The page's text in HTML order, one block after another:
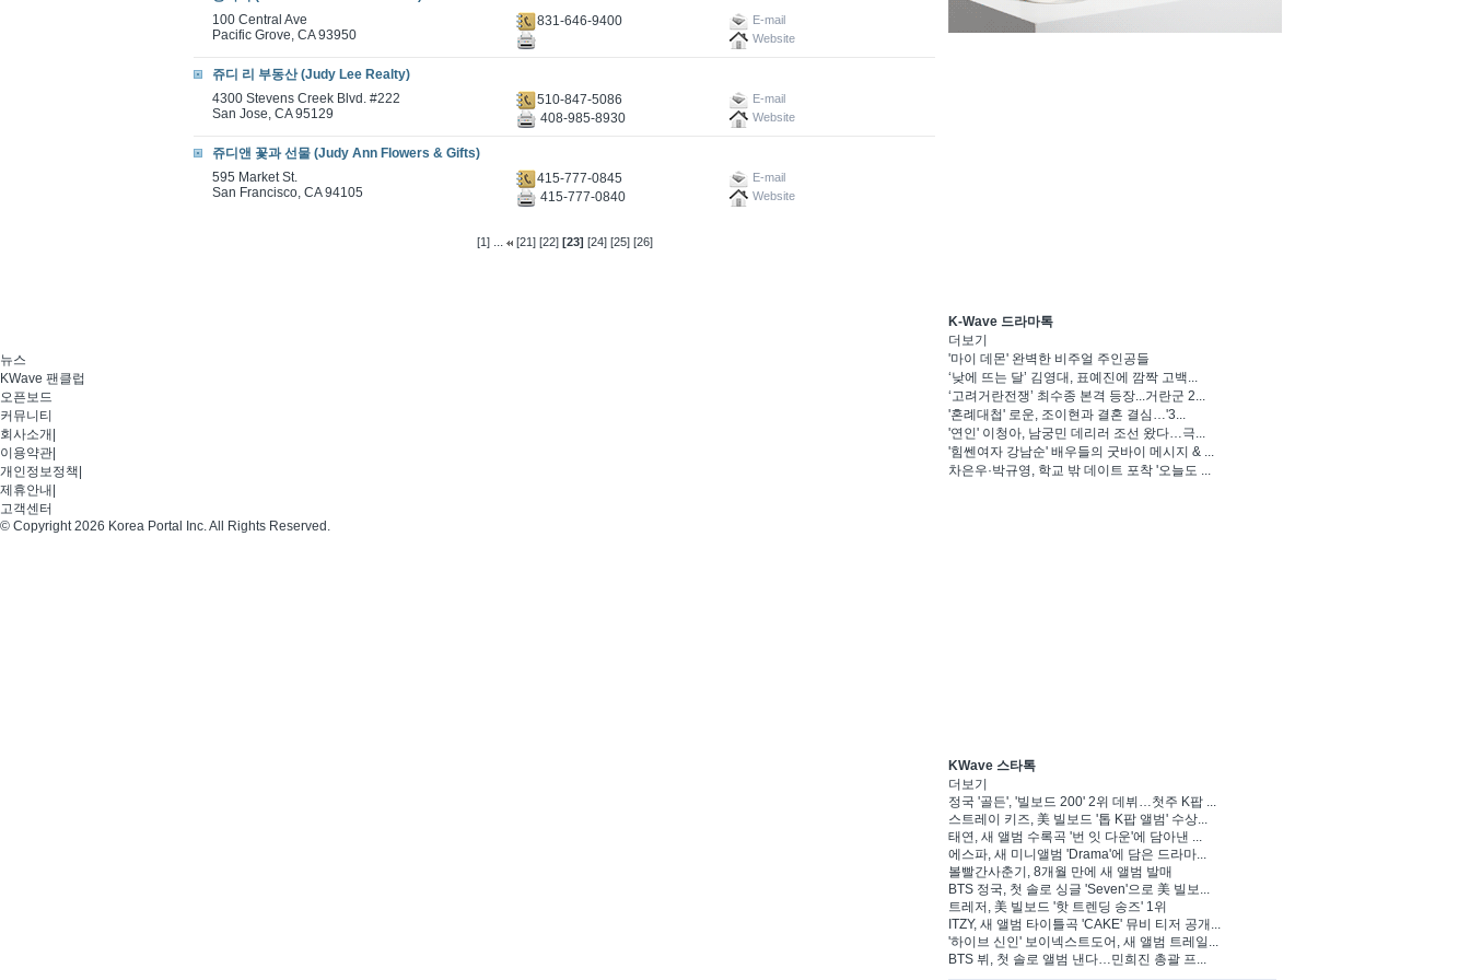
100 Central Ave
Pacific Grove, CA 93950
831-646-9400
E-mail
Website
쥬디 리 부동산 (Judy Lee Realty)
4300 Stevens Creek Blvd. #222
San Jose, CA 95129
510-847-5086 E-mail
408-985-8930 Website
쥬디앤 꽃과 선물 (Judy Ann Flowers & Gifts)
595 Market St.
San Francisco, CA 94105
415-777-0845 E-mail
415-777-0840 Website
[1]... [21] [22] [23] [24] [25] [26]
K-Wave 드라마톡
더보기
'마이 데몬' 완벽한 비주얼 주인공들
‘낮에 뜨는 달’ 김영대, 표예진에 깜짝 고백...
‘고려거란전쟁’ 최수종 본격 등장...거란군 2...
'혼례대첩' 로운, 조이현과 결혼 결심…'3...
'연인' 이청아, 남궁민 데리러 조선 왔다…극...
'힘쎈여자 강남순' 배우들의 굿바이 메시지 & ...
차은우·박규영, 학교 밖 데이트 포착 '오늘도 ...
KWave 스타톡
더보기
정국 '골든', '빌보드 200' 2위 데뷔…첫주 K팝 ...
스트레이 키즈, 美 빌보드 '톱 K팝 앨범' 수상...
태연, 새 앨범 수록곡 '번 잇 다운'에 담아낸 ...
에스파, 새 미니앨범 'Drama'에 담은 드라마...
볼빨간사춘기, 8개월 만에 새 앨범 발매
BTS 정국, 첫 솔로 싱글 'Seven'으로 美 빌보...
트레저, 美 빌보드 '핫 트렌딩 송즈' 1위
ITZY, 새 앨범 타이틀곡 'CAKE' 뮤비 티저 공개...
'하이브 신인' 보이넥스트도어, 새 앨범 트레일...
BTS 뷔, 첫 솔로 앨범 낸다…민희진 총괄 프...
뉴스
KWave 팬클럽
오픈보드
커뮤니티
회사소개
이용약관
개인정보정책
제휴안내
고객센터
© Copyright 2026 Korea Portal Inc. All Rights Reserved.